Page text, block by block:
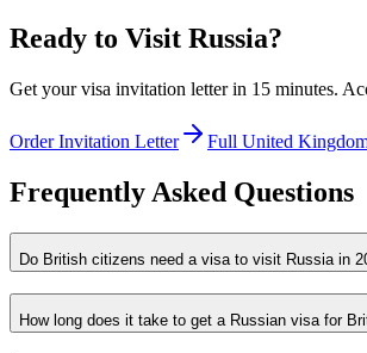
Ready to Visit Russia?
Get your visa invitation letter in 15 minutes.
Order Invitation Letter Full United
Frequently Asked Questions
Do British citizens need a visa to visit Russia in
How long does it take to get a Russian visa for